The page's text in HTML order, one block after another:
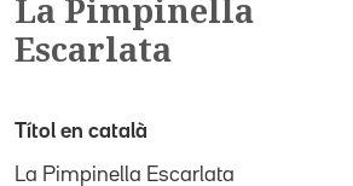
La Pimpinella
Escarlata
Títol en català
La Pimpinella Escarlata